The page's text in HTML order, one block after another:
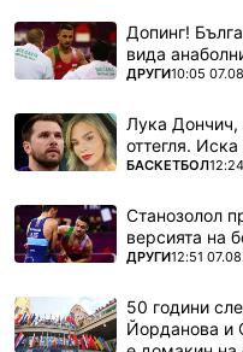
Допинг!
вида
ПОВЕЧЕ ОТ
ДРУГИ10:05
Лука Дончич,
оттегля.
ПОВЕЧЕ ОТ
БАСКЕТБОЛ
Станозолол
версията на
ПОВЕЧЕ ОТ
ДРУГИ12:51
50 години
Йорданова и